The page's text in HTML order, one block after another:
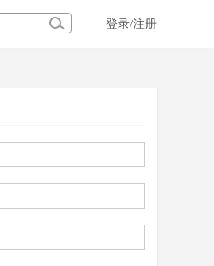
登录/注册